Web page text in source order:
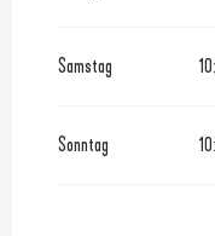
Samstag
Sonntag